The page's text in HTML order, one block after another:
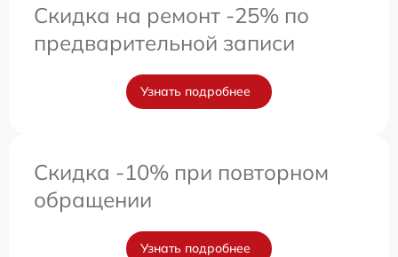
Скидка на ремонт -25% по
предварительной записи
Узнать подробнее
Скидка -10% при повторном
обращении
Узнать подробнее